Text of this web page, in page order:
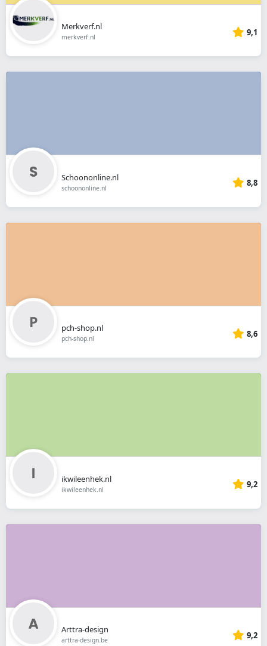
Merkverf.nl
merkverf.nl 9,1
Schoononline.nl
schoononline.nl 8,8
pch-shop.nl
pch-shop.nl 8,6
ikwileenhek.nl
ikwileenhek.nl 9,2
Arttra-design
arttra-design.be 9,2